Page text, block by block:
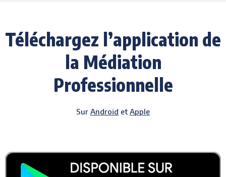
Téléchargez l’application de
la Médiation
Professionnelle
Sur Android et Apple